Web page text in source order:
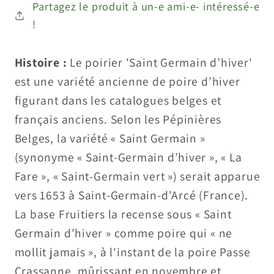
Partagez le produit à un-e ami-e- intéressé-e
!
Histoire : Le poirier 'Saint Germain d’hiver'
est une variété ancienne de poire d’hiver
figurant dans les catalogues belges et
français anciens. Selon les Pépinières
Belges, la variété « Saint Germain »
(synonyme « Saint-Germain d’hiver », « La
Fare », « Saint-Germain vert ») serait apparue
vers 1653 à Saint-Germain-d’Arcé (France).
La base Fruitiers la recense sous « Saint
Germain d’hiver » comme poire qui « ne
mollit jamais », à l'instant de la poire Passe
Crassanne, mûrissant en novembre et